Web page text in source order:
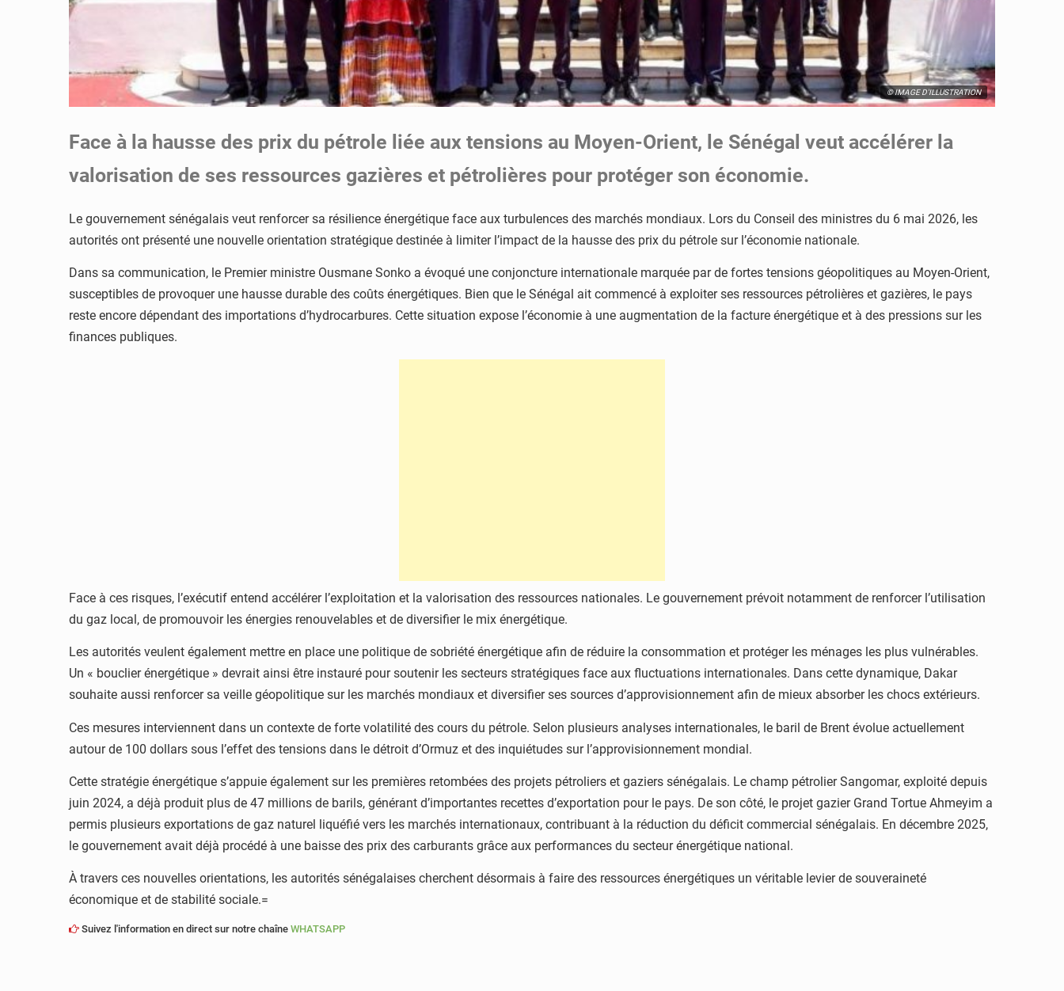
© IMAGE D'ILLUSTRATION
Face à la hausse des prix du pétrole liée aux tensions au Moyen-Orient, le Sénégal veut accélérer la
valorisation de ses ressources gazières et pétrolières pour protéger son économie.
Le gouvernement sénégalais veut renforcer sa résilience énergétique face aux turbulences des marchés mondiaux. Lors du Conseil des ministres du 6 mai 2026, les
autorités ont présenté une nouvelle orientation stratégique destinée à limiter l’impact de la hausse des prix du pétrole sur l’économie nationale.
Dans sa communication, le Premier ministre Ousmane Sonko a évoqué une conjoncture internationale marquée par de fortes tensions géopolitiques au Moyen-Orient,
susceptibles de provoquer une hausse durable des coûts énergétiques. Bien que le Sénégal ait commencé à exploiter ses ressources pétrolières et gazières, le pays
reste encore dépendant des importations d’hydrocarbures. Cette situation expose l’économie à une augmentation de la facture énergétique et à des pressions sur les
finances publiques.
Face à ces risques, l’exécutif entend accélérer l’exploitation et la valorisation des ressources nationales. Le gouvernement prévoit notamment de renforcer l’utilisation
du gaz local, de promouvoir les énergies renouvelables et de diversifier le mix énergétique.
Les autorités veulent également mettre en place une politique de sobriété énergétique afin de réduire la consommation et protéger les ménages les plus vulnérables.
Un « bouclier énergétique » devrait ainsi être instauré pour soutenir les secteurs stratégiques face aux fluctuations internationales. Dans cette dynamique, Dakar
souhaite aussi renforcer sa veille géopolitique sur les marchés mondiaux et diversifier ses sources d’approvisionnement afin de mieux absorber les chocs extérieurs.
Ces mesures interviennent dans un contexte de forte volatilité des cours du pétrole. Selon plusieurs analyses internationales, le baril de Brent évolue actuellement
autour de 100 dollars sous l’effet des tensions dans le détroit d’Ormuz et des inquiétudes sur l’approvisionnement mondial.
Cette stratégie énergétique s’appuie également sur les premières retombées des projets pétroliers et gaziers sénégalais. Le champ pétrolierSangomar, exploité depuis
juin 2024, a déjà produit plus de 47 millions de barils, générant d’importantes recettes d’exportation pour le pays. De son côté, le projet gazier Grand Tortue Ahmeyim a
permis plusieurs exportations de gaz naturel liquéfié vers les marchés internationaux, contribuant à la réduction du déficit commercial sénégalais. En décembre 2025,
le gouvernement avait déjà procédé à une baisse des prix des carburants grâce aux performances du secteur énergétique national.
À travers ces nouvelles orientations, les autorités sénégalaises cherchent désormais à faire des ressources énergétiques un véritable levier de souveraineté
économique et de stabilité sociale.=
Suivez l'information en direct sur notre chaîne WHATSAPP